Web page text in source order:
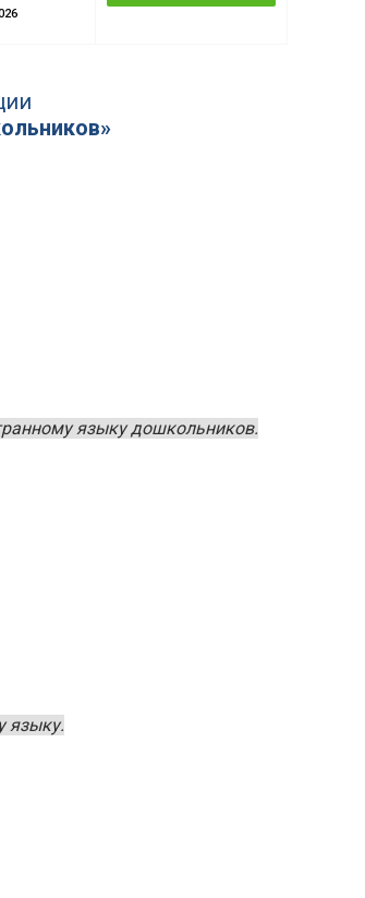
языку дошкольников.
языку.